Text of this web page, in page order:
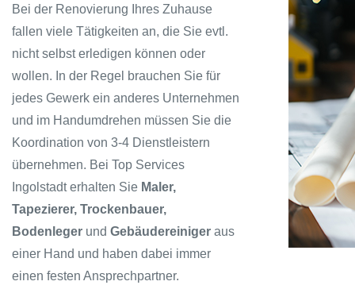
Bei der Renovierung Ihres Zuhause
fallen viele Tätigkeiten an, die Sie evtl.
nicht selbst erledigen können oder
wollen. In der Regel brauchen Sie für
jedes Gewerk ein anderes Unternehmen
und im Handumdrehen müssen Sie die
Koordination von 3-4 Dienstleistern
übernehmen. Bei Top Services
Ingolstadt erhalten Sie Maler,
Tapezierer, Trockenbauer,
Bodenleger und Gebäudereiniger aus
einer Hand und haben dabei immer
einen festen Ansprechpartner.